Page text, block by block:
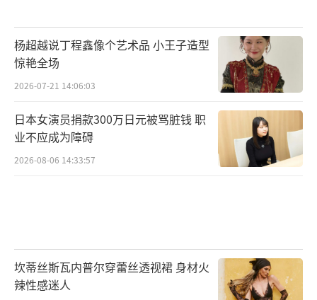
杨超越说丁程鑫像个艺术品 小王子造型
惊艳全场
2026-07-21 14:06:03
日本女演员捐款300万日元被骂脏钱 职
业不应成为障碍
2026-08-06 14:33:57
坎蒂丝斯瓦内普尔穿蕾丝透视裙 身材火
辣性感迷人